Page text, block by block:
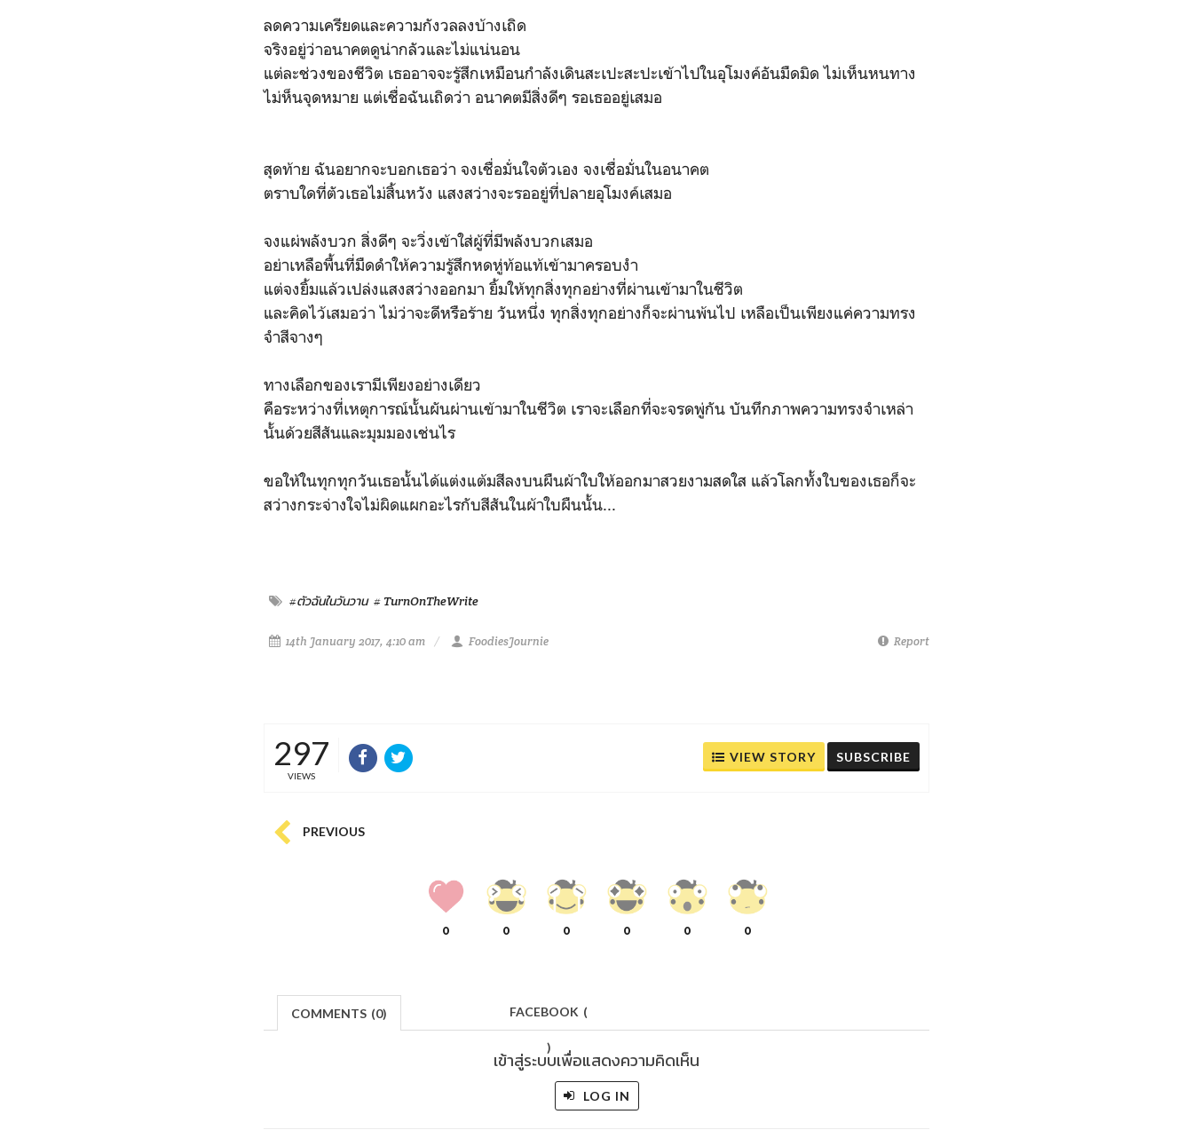
ลดความเครียดและความกังวลลงบ้างเถิด
จริงอยู่ว่าอนาคตดูน่ากลัวและไม่แน่นอน
แต่ละช่วงของชีวิต เธออาจจะรู้สึกเหมือนกำลังเดินสะเปะสะปะเข้าไปในอุโมงค์อันมืดมิด ไม่เห็นหนทาง
ไม่ห็นจุดหมาย แต่เชื่อฉันเถิดว่า อนาคตมีสิ่งดีๆ รอเธออยู่เสมอ
สุดท้าย ฉันอยากจะบอกเธอว่า จงเชื่อมั่นใจตัวเอง จงเชื่อมั่นในอนาคต
ตราบใดที่ตัวเธอไม่สิ้นหวัง แสงสว่างจะรออยู่ที่ปลายอุโมงค์เสมอ
จงแผ่พลังบวก สิ่งดีๆ จะวิ่งเข้าใส่ผู้ที่มีพลังบวกเสมอ
อย่าเหลือพื้นที่มืดดำให้ความรู้สึกหดหู่ท้อแท้เข้ามาครอบงำ
แต่จงยิ้มแล้วเปล่งแสงสว่างออกมา ยิ้มให้ทุกสิ่งทุกอย่างที่ผ่านเข้ามาในชีวิต
และคิดไว้เสมอว่า ไม่ว่าจะดีหรือร้าย วันหนึ่ง ทุกสิ่งทุกอย่างก็จะผ่านพ้นไป เหลือเป็นเพียงแค่ความทรง
จำสีจางๆ
ทางเลือกของเรามีเพียงอย่างเดียว
คือระหว่างที่เหตุการณ์นั้นผันผ่านเข้ามาในชีวิต เราจะเลือกที่จะจรดพู่กัน บันทึกภาพความทรงจำเหล่า
นั้นด้วยสีสันและมุมมองเช่นไร
ขอให้ในทุกทุกวันเธอนั้นได้แต่งแต้มสีลงบนผืนผ้าใบให้ออกมาสวยงามสดใส แล้วโลกทั้งใบของเธอก็จะ
สว่างกระจ่างใจไม่ผิดแผกอะไรกับสีสันในผ้าใบผืนนั้น...
#ตัวฉันในวันวาน # TurnOnTheWrite
14th January 2017, 4:10 am FoodiesJournie Report
297
VIEWS
VIEW STORY SUBSCRIBE
PREVIOUS
0 0 0 0 0 0
COMMENTS (0) FACEBOOK (
)
เข้าสู่ระบบเพื่อแสดงความคิดเห็น
LOG IN